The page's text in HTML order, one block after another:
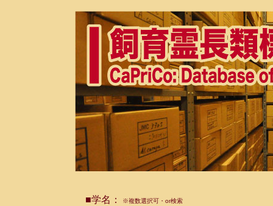
■学名： ※複数選択可・or検索